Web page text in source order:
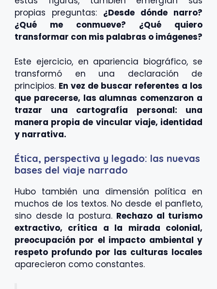
propias preguntas: ¿Desde dónde narro?
¿Qué me conmueve? ¿Qué quiero
transformar con mis palabras o imágenes?
Este ejercicio, en apariencia biográfico, se
transformó en una declaración de
principios. En vez de buscar referentes a los
que parecerse, las alumnas comenzaron a
trazar una cartografía personal: una
manera propia de vincular viaje, identidad
y narrativa.
Ética, perspectiva y legado: las nuevas
bases del viaje narrado
Hubo también una dimensión política en
muchos de los textos. No desde el panfleto,
sino desde la postura. Rechazo al turismo
extractivo, crítica a la mirada colonial,
preocupación por el impacto ambiental y
respeto profundo por las culturas locales
aparecieron como constantes.